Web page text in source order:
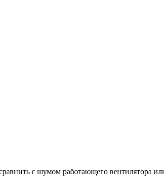
с шумом работающего вентилятора